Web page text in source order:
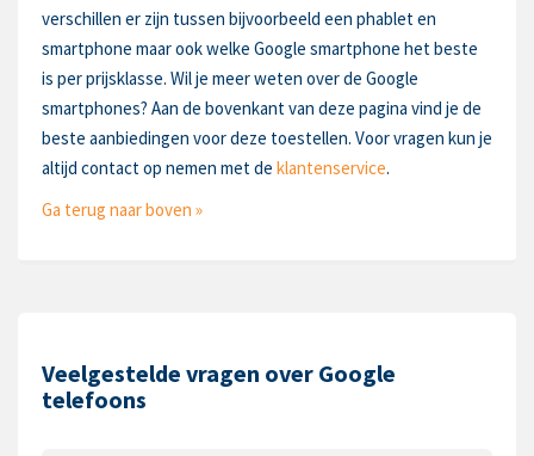
verschillen er zijn tussen bijvoorbeeld een phablet en
smartphone maar ook welke Google smartphone het beste
is per prijsklasse. Wil je meer weten over de Google
smartphones? Aan de bovenkant van deze pagina vind je de
beste aanbiedingen voor deze toestellen. Voor vragen kun je
altijd contact op nemen met de klantenservice.
Ga terug naar boven »
Veelgestelde vragen over Google
telefoons